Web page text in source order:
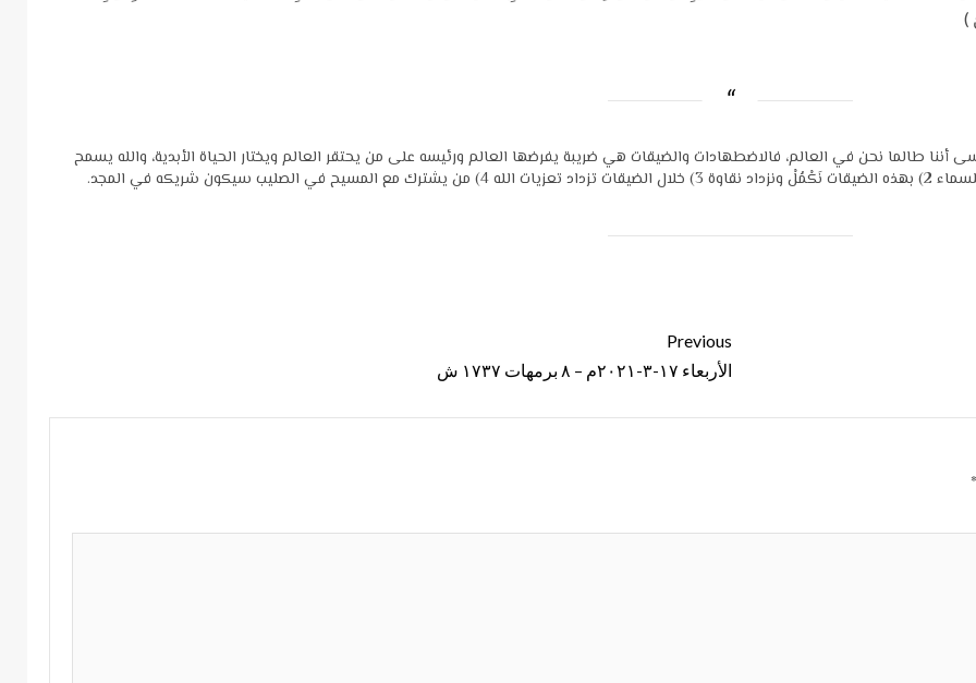
)
أننا طالما نحن في العالم، فالاضطهادات والضيقات هي ضريبة يفرضها العالم ورئيسه على من يحتقر العالم ويختار الحياة الأبدية، والله يسمح
Previous
الأربعاء ١٧-٣-٢٠٢١م – ٨ برمهات ١٧٣٧ ش
*